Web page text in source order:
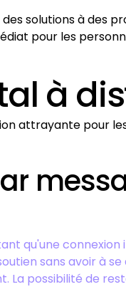
solutions à des
pour les
à
attrayante pour
qu'une
sans avoir à
possibilité de